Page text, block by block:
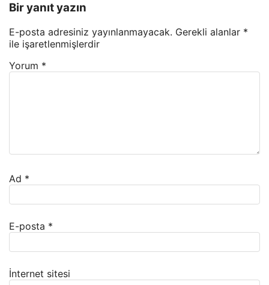
Bir yanıt yazın
E-posta adresiniz yayınlanmayacak. Gerekli alanlar *
ile işaretlenmişlerdir
Yorum *
Ad *
E-posta *
İnternet sitesi